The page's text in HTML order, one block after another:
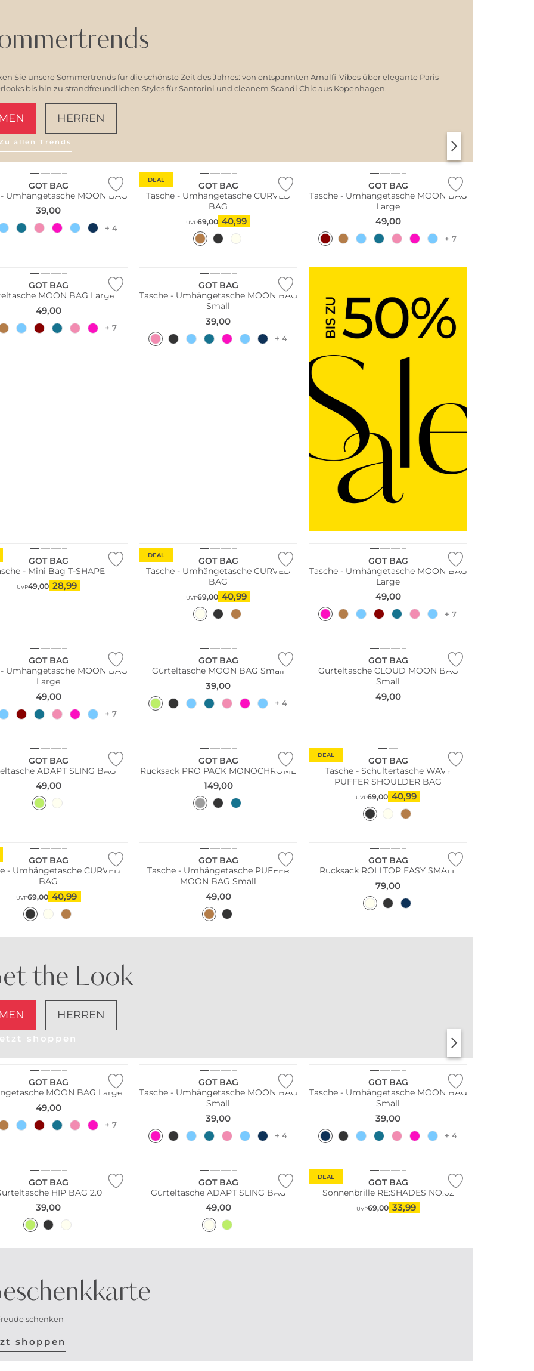
Sie unsere Sommertrends für die schönste Zeit des Jahres: von entspannten Amalfi-Vibes über elegante Paris-
bis hin zu strandfreundlichen Styles für Santorini und cleanem Scandi Chic aus Kopenhagen.
HERREN
allen Trends
GOT BAG
Umhängetasche MOON BAG
39,00
+ 4
DEAL
GOT BAG
Tasche - Umhängetasche CURVED
BAG
UVP69,00 40,99
GOT BAG
Tasche - Umhängetasche MOON BAG
Large
49,00
+ 7
GOT BAG
MOON BAG Large
49,00
+ 7
GOT BAG
Tasche - Umhängetasche MOON BAG
Small
39,00
+ 4
GOT BAG
- Mini Bag T-SHAPE
UVP49,00 28,99
DEAL
GOT BAG
Tasche - Umhängetasche CURVED
BAG
UVP69,00 40,99
Nachhaltig
GOT BAG
Tasche - Umhängetasche MOON BAG
Large
49,00
+ 7
GOT BAG
Umhängetasche MOON BAG
Large
49,00
+ 7
GOT BAG
Gürteltasche MOON BAG Small
39,00
+ 4
GOT BAG
Gürteltasche CLOUD MOON BAG
Small
49,00
GOT BAG
ADAPT SLING BAG
49,00
GOT BAG
Rucksack PRO PACK MONOCHROME
149,00
DEAL
GOT BAG
Tasche - Schultertasche WAVY
PUFFER SHOULDER BAG
UVP69,00 40,99
GOT BAG
- Umhängetasche CURVED
BAG
UVP69,00 40,99
GOT BAG
Tasche - Umhängetasche PUFFER
MOON BAG Small
49,00
GOT BAG
Rucksack ROLLTOP EASY SMALL
79,00
the Look
HERREN
shoppen
GOT BAG
MOON BAG Large
49,00
+ 7
GOT BAG
Tasche - Umhängetasche MOON BAG
Small
39,00
+ 4
GOT BAG
Tasche - Umhängetasche MOON BAG
Small
39,00
+ 4
GOT BAG
HIP BAG 2.0
39,00
GOT BAG
Gürteltasche ADAPT SLING BAG
49,00
DEAL
GOT BAG
Sonnenbrille RE:SHADES NO.02
UVP69,00 33,99
schenken
shoppen